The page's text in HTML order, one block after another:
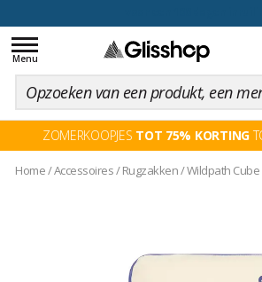
Toggle
navigation
Menu
ZOMERKOOPJES TOT 75% KORTING
Home/Accessoires/Rugzakken/Wildpath